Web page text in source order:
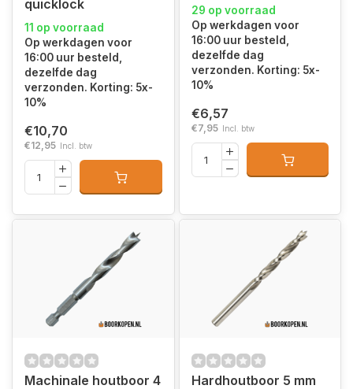
quicklock
11 op voorraad
Op werkdagen voor
16:00 uur besteld,
dezelfde dag
verzonden. Korting: 5x-
10%
€10,70
€12,95 Incl. btw
29 op voorraad
Op werkdagen voor
16:00 uur besteld,
dezelfde dag
verzonden. Korting: 5x-
10%
€6,57
€7,95 Incl. btw
Machinale houtboor 4
Hardhoutboor 5 mm